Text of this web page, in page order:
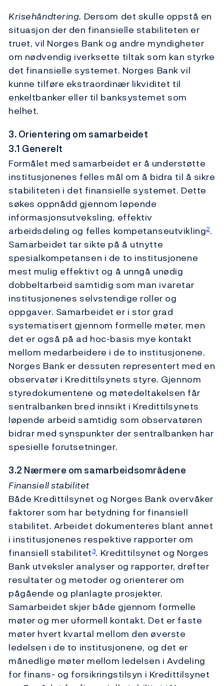
Krisehåndtering. Dersom det skulle oppstå en
situasjon der den finansielle stabiliteten er
truet, vil Norges Bank og andre myndigheter
om nødvendig iverksette tiltak som kan styrke
det finansielle systemet. Norges Bank vil
kunne tilføre ekstraordinær likviditet til
enkeltbanker eller til banksystemet som
helhet.
3. Orientering om samarbeidet
3.1 Generelt
Formålet med samarbeidet er å understøtte
institusjonenes felles mål om å bidra til å sikre
stabiliteten i det finansielle systemet. Dette
søkes oppnådd gjennom løpende
informasjonsutveksling, effektiv
arbeidsdeling og felles kompetanseutvikling2.
Samarbeidet tar sikte på å utnytte
spesialkompetansen i de to institusjonene
mest mulig effektivt og å unngå unødig
dobbeltarbeid samtidig som man ivaretar
institusjonenes selvstendige roller og
oppgaver. Samarbeidet er i stor grad
systematisert gjennom formelle møter, men
det er også på ad hoc-basis mye kontakt
mellom medarbeidere i de to institusjonene.
Norges Bank er dessuten representert med en
observatør i Kredittilsynets styre. Gjennom
styredokumentene og møtedeltakelsen får
sentralbanken bred innsikt i Kredittilsynets
løpende arbeid samtidig som observatøren
bidrar med synspunkter der sentralbanken har
spesielle forutsetninger.
3.2 Nærmere om samarbeidsområdene
Finansiell stabilitet
Både Kredittilsynet og Norges Bank overvåker
faktorer som har betydning for finansiell
stabilitet. Arbeidet dokumenteres blant annet
i institusjonenes respektive rapporter om
finansiell stabilitet3. Kredittilsynet og Norges
Bank utveksler analyser og rapporter, drøfter
resultater og metoder og orienterer om
pågående og planlagte prosjekter.
Samarbeidet skjer både gjennom formelle
møter og mer uformell kontakt. Det er faste
møter hvert kvartal mellom den øverste
ledelsen i de to institusjonene, og det er
månedlige møter mellom ledelsen i Avdeling
for finans- og forsikringstilsyn i Kredittilsynet